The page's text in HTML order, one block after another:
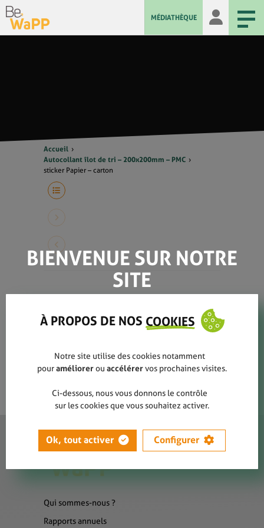
MÉDIATHÈQUE
Accueil
Autocollant îlot de tri – 200x200mm – PMC
sticker Papier – carton
sticker Papier - carton
Qui sommes-nous ?
Rapports annuels
BIENVENUE SUR NOTRE
SITE
À PROPOS DE NOS COOKIES
Notre site utilise des cookies notamment
pouraméliorerou accélérervos prochaines visites.
Ci-dessous, nous vous donnons le contrôle
sur les cookies que vous souhaitez activer.
Ok, tout activer Configurer